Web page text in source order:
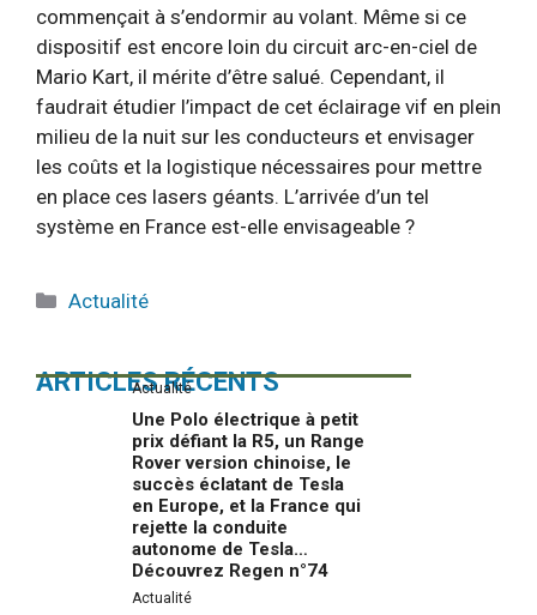
commençait à s’endormir au volant. Même si ce
dispositif est encore loin du circuit arc-en-ciel de
Mario Kart, il mérite d’être salué. Cependant, il
faudrait étudier l’impact de cet éclairage vif en plein
milieu de la nuit sur les conducteurs et envisager
les coûts et la logistique nécessaires pour mettre
en place ces lasers géants. L’arrivée d’un tel
système en France est-elle envisageable ?
Catégories
Actualité
ARTICLES RÉCENTS
Actualité
Une Polo électrique à petit
prix défiant la R5, un Range
Rover version chinoise, le
succès éclatant de Tesla
en Europe, et la France qui
rejette la conduite
autonome de Tesla…
Découvrez Regen n°74
Actualité